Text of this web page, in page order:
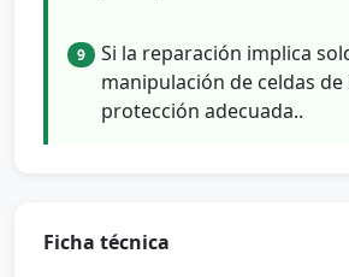
9
Si la reparación implica
manipulación de celdas
protección adecuada..
Ficha técnica